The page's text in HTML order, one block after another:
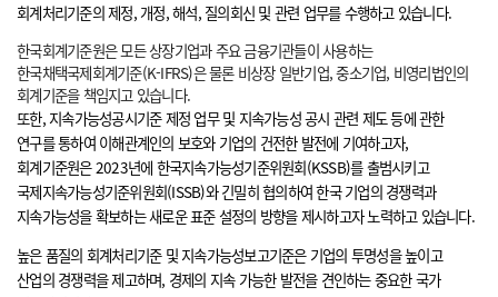
회계처리기준의 제정, 개정, 해석, 질의회신 및 관련 업무를 수행하고 있습니다.
한국회계기준원은 모든 상장기업과 주요 금융기관들이 사용하는
한국채택국제회계기준(K-IFRS)은 물론 비상장 일반기업, 중소기업, 비영리법인의
회계기준을 책임지고 있습니다.
또한, 지속가능성공시기준 제정 업무 및 지속가능성 공시 관련 제도 등에 관한
연구를 통하여 이해관계인의 보호와 기업의 건전한 발전에 기여하고자,
회계기준원은 2023년에 한국지속가능성기준위원회(KSSB)를 출범시키고
국제지속가능성기준위원회(ISSB)와 긴밀히 협의하여 한국 기업의 경쟁력과
지속가능성을 확보하는 새로운 표준 설정의 방향을 제시하고자 노력하고 있습니다.
높은 품질의 회계처리기준 및 지속가능성보고기준은 기업의 투명성을 높이고
산업의 경쟁력을 제고하며, 경제의 지속 가능한 발전을 견인하는 중요한 국가